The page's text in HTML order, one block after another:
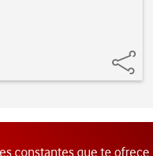
constantes que te ofrece